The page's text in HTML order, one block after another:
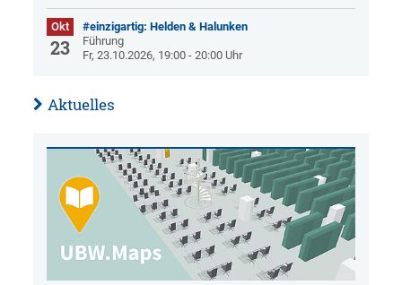
Okt
23
#einzigartig: Helden & Halunken
Führung
Fr, 23.10.2026, 19:00 - 20:00 Uhr
Aktuelles